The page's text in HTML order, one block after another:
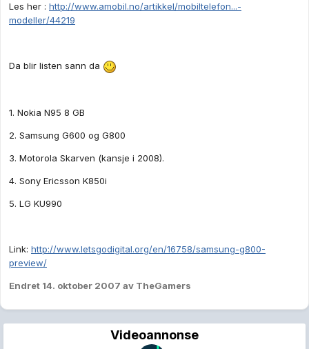
Les her : http://www.amobil.no/artikkel/mobiltelefon...-
modeller/44219
Da blir listen sann da
1. Nokia N95 8 GB
2. Samsung G600 og G800
3. Motorola Skarven (kansje i 2008).
4. Sony Ericsson K850i
5. LG KU990
Link: http://www.letsgodigital.org/en/16758/samsung-g800-
preview/
Endret 14. oktober 2007 av TheGamers
Videoannonse